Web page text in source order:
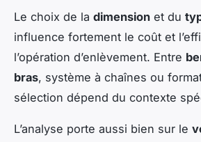
Le choix de la dimension et du
influence fortement le coût et
l’opération d’enlèvement. Entre
bras, système à chaînes ou
sélection dépend du contexte
L’analyse porte aussi bien sur le